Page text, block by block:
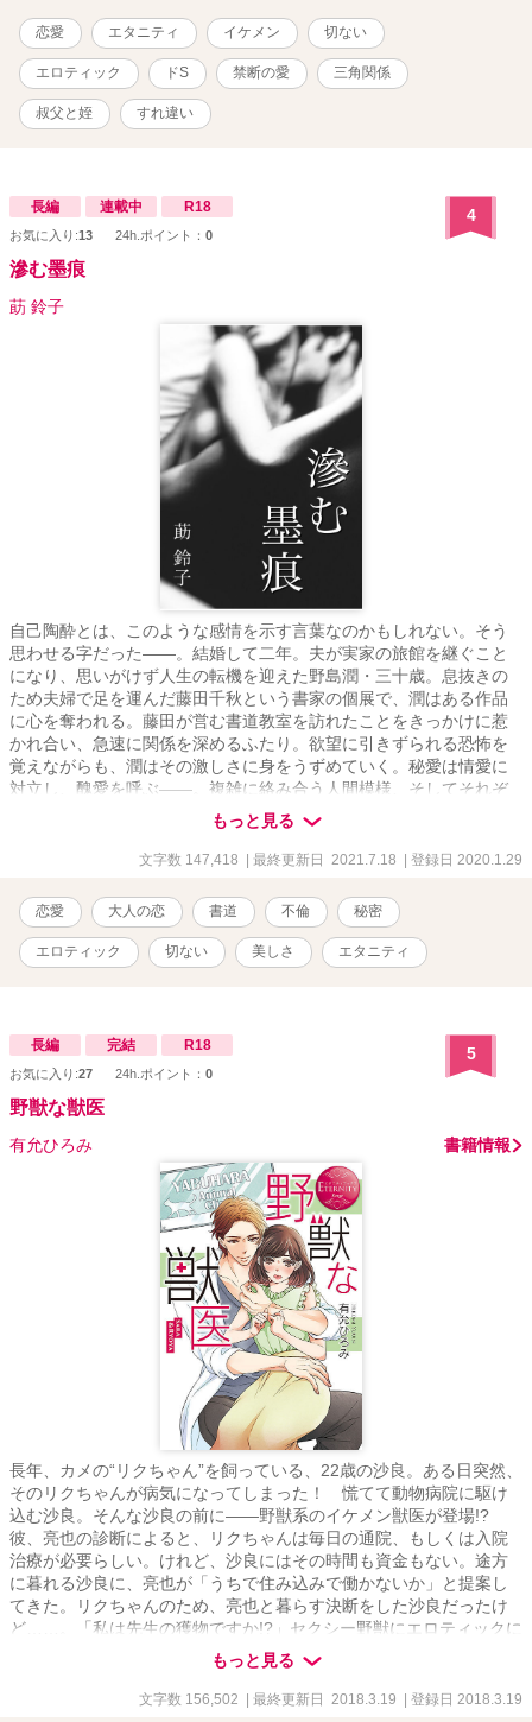
恋愛 エタニティ イケメン 切ない
エロティック ドS 禁断の愛 三角関係
叔父と姪 すれ違い
長編 連載中 R18
お気に入り:13 24h.ポイント： 0
4
滲む墨痕
莇 鈴子
自己陶酔とは、このような感情を示す言葉なのかもしれない。そう
思わせる字だった――。結婚して二年。夫が実家の旅館を継ぐこと
になり、思いがけず人生の転機を迎えた野島潤・三十歳。息抜きの
ため夫婦で足を運んだ藤田千秋という書家の個展で、潤はある作品
に心を奪われる。藤田が営む書道教室を訪れたことをきっかけに惹
かれ合い、急速に関係を深めるふたり。欲望に引きずられる恐怖を
覚えながらも、潤はその激しさに身をうずめていく。秘愛は情愛に
対立し、醜愛を呼ぶ――。複雑に絡み合う人間模様、そしてそれぞ
れが持つ秘めた想いの行方は。もっと見る
文字数 147,418 | 最終更新日 2021.7.18 | 登録日 2020.1.29
恋愛 大人の恋 書道 不倫 秘密
エロティック 切ない 美しさ エタニティ
長編 完結 R18
お気に入り:27 24h.ポイント： 0
5
野獣な獣医
有允ひろみ 書籍情報
長年、カメの“リクちゃん”を飼っている、22歳の沙良。ある日突然、
そのリクちゃんが病気になってしまった！ 慌てて動物病院に駆け
込む沙良。そんな沙良の前に――野獣系のイケメン獣医が登場!?
彼、亮也の診断によると、リクちゃんは毎日の通院、もしくは入院
治療が必要らしい。けれど、沙良にはその時間も資金もない。途方
に暮れる沙良に、亮也が「うちで住み込みで働かないか」と提案し
てきた。リクちゃんのため、亮也と暮らす決断をした沙良だったけ
ど……。「私は先生の獲物ですか!?」セクシー野獣にエロティックに
もっと見る
文字数 156,502 | 最終更新日 2018.3.19 | 登録日 2018.3.19